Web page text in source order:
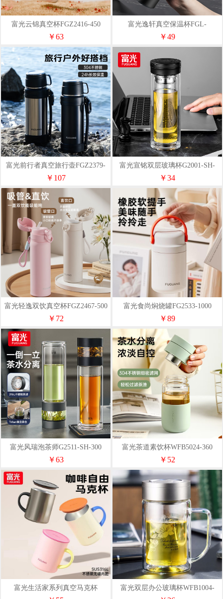
富光云锦真空杯FGZ2416-450
￥63
富光逸轩真空保温杯FGL-
3705（纯色）
￥49
富光前行者真空旅行壶FGZ2379-
1500
￥107
富光宣铭双层玻璃杯G2001-SH-
320
￥34
富光轻逸双饮真空杯FGZ2467-500
￥72
富光食尚焖烧罐FG2533-1000
￥89
富光风瑞泡茶师G2511-SH-300
￥63
富光茶道素饮杯WFB5024-360
￥52
富光生活家系列真空马克杯
富光双层办公玻璃杯WFB1004-